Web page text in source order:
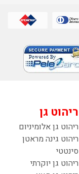
ריהוט גן
ריהוט גן אלומיניום
ריהוט גינה מראטן
סינטטי
ריהוט גן יוקרתי